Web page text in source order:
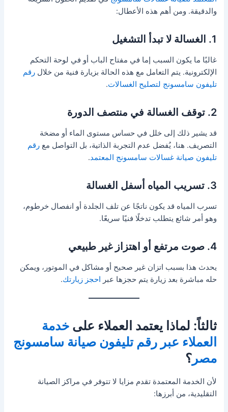
والدقيقة. ومن أهم هذه الأعطال:
1. الغسالة لا تبدأ التشغيل
غالبًا ما يكون السبب إما في مفتاح الباب أو في لوحة التحكم
الإلكترونية. يتم التعامل مع هذه الحالة بزيارة فنية من خلالرقم
تليفون سامسونج لتصليح الغسالات.
2. توقف الغسالة في منتصف الدورة
قد يشير ذلك إلى خلل في حساس مستوى الماء أو مضخة
التصريف. هنا، يُفضل عدم التجربة الذاتية، بل التواصل معرقم
تليفون صيانة غسالات سامسونج المعتمد.
3. تسريب المياه أسفل الغسالة
تسرب المياه قد يكون ناتجًا عن تلف الجلدة أو انفصال خرطوم،
وهو أمر شائع يتطلب تدخلًا فنيًا سريعًا.
4. صوت مرتفع أو اهتزاز غير طبيعي
يحدث هذا بسبب اتزان غير صحيح أو مشاكل في الموتور، ويمكن
حله مباشرة بعد زيارة يتم حجزها عبر احجز زيارتك.
ثالثاً: لماذا يعتمد العملاء علىخدمة
العملاء عبر رقم تليفون صيانة سامسونج
مصر؟
لأن الخدمة المعتمدة تقدم مزايا لا تتوفر في مراكز الصيانة
التقليدية، من أبرزها: